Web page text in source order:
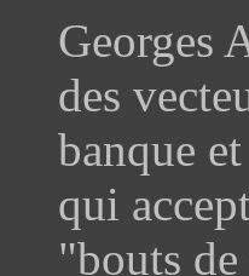
Georges
des
banque
qui
"bouts de